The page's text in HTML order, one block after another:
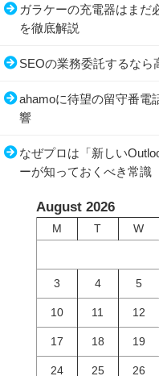
ガラケーの充電器はまだ
を徹底解説
SEOの業務委託するなら
ahamoに待望の留守番電
響
なぜプロは「新しい
ーが知っておくべき常識
August 2026
M T W
3 4 5
10 11 12
17 18 19
24 25 26